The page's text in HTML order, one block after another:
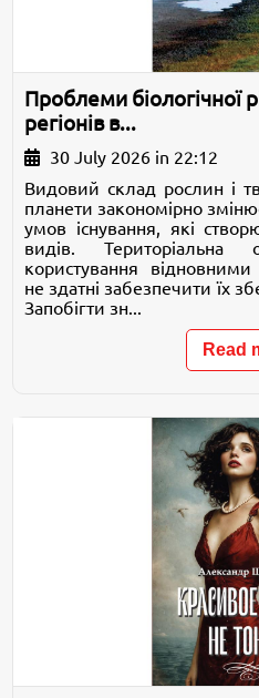
Проблеми біологічної
регіонів в...
30 July 2026 in 22:12
Видовий склад рослин і
планети закономірно
умов існування, які
видів.
користування
не здатні забезпечити їх
Запобігти зн...
Read